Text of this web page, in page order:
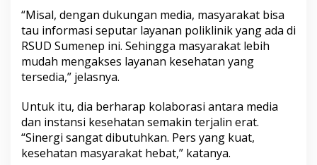
m
a
s
i
K
e
e
h
a
t
a
“Misal, dengan dukungan media, masyarakat bisa
tau informasi seputar layanan poliklinik yang ada di
RSUD Sumenep ini. Sehingga masyarakat lebih
mudah mengakses layanan kesehatan yang
tersedia,” jelasnya.
Untuk itu, dia berharap kolaborasi antara media
dan instansi kesehatan semakin terjalin erat.
“Sinergi sangat dibutuhkan. Pers yang kuat,
kesehatan masyarakat hebat,” katanya.